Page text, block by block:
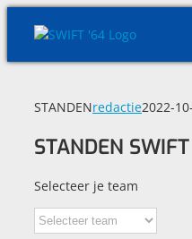
STANDENredactie2022-
STANDEN
Selecteer je team